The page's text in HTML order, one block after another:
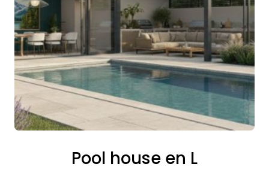
Pool house en L